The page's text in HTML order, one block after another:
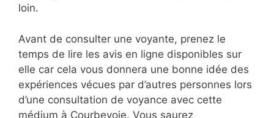
loin.
Avant de consulter une voyante, prenez le
temps de lire les avis en ligne disponibles sur
elle car cela vous donnera une bonne idée des
expériences vécues par d’autres personnes lors
d’une consultation de voyance avec cette
médium à Courbevoie. Vous saurez